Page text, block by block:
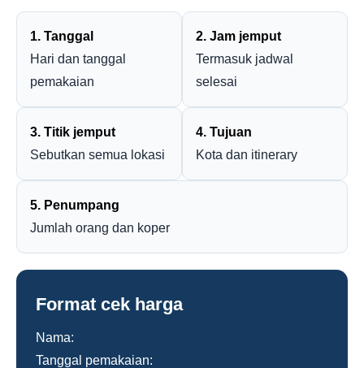
1. Tanggal
Hari dan tanggal
pemakaian
2. Jam jemput
Termasuk jadwal
selesai
3. Titik jemput
Sebutkan semua lokasi
4. Tujuan
Kota dan itinerary
5. Penumpang
Jumlah orang dan koper
Format cek harga
Nama:
Tanggal pemakaian: